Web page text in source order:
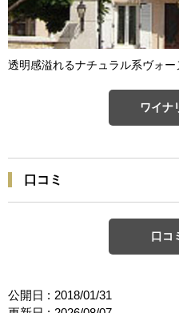
透明感溢れるナチュラル系ヴォー
ワイナ
口コミ
口コ
公開日 : 2018/01/31